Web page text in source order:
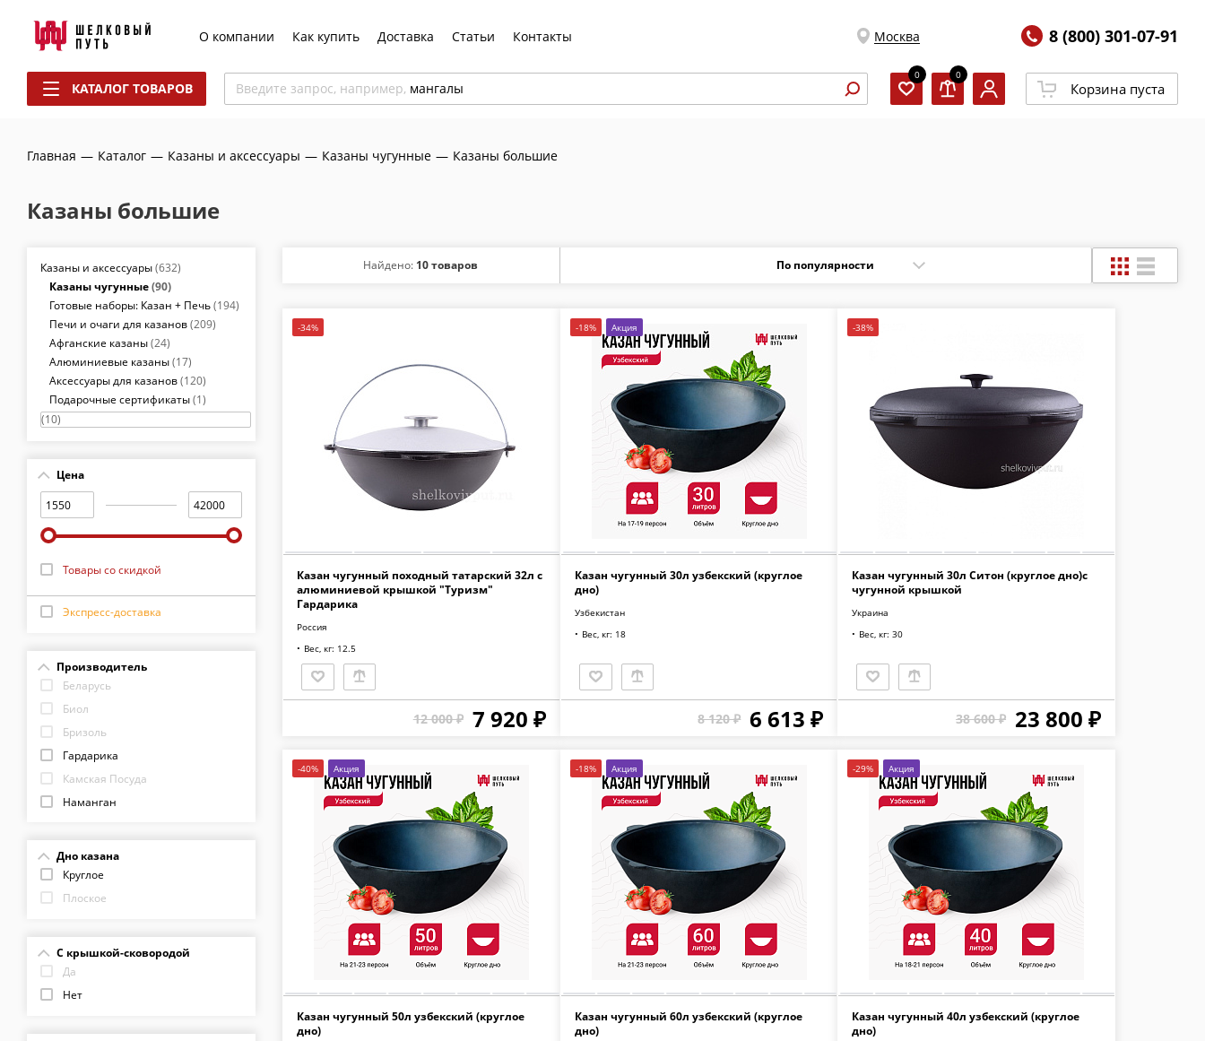
О компании Как купить Доставка Статьи Контакты Москва 8 (800) 301-07-91
КАТАЛОГ ТОВАРОВ Введите запрос, например, мангалы
0 0
Корзина пуста
Главная — Каталог — Казаны и аксессуары — Казаны чугунные — Казаны большие
Казаны большие
Казаны и аксессуары(632)
Казаны чугунные(90)
Готовые наборы: Казан + Печь(194)
Печи и очаги для казанов(209)
Афганские казаны(24)
Алюминиевые казаны(17)
Аксессуары для казанов(120)
Подарочные сертификаты(1)
(10)
Цена
Товары со скидкой
Экспресс-доставка
Производитель
Беларусь
Биол
Бризоль
Гардарика
Камская Посуда
Наманган
Дно казана
Круглое
Плоское
С крышкой-сковородой
Да
Нет
Найдено: 10 товаров
-34%
Казан чугунный походный татарский 32л с
алюминиевой крышкой "Туризм"
Гардарика
Россия
Вес, кг: 12.5
12 000 ₽ 7 920 ₽
-18% Акция
Казан чугунный 30л узбекский (круглое
дно)
Узбекистан
Вес, кг: 18
8 120 ₽ 6 613 ₽
-38%
Казан чугунный 30л Ситон (круглое дно)с
чугунной крышкой
Украина
Вес, кг: 30
38 600 ₽ 23 800 ₽
-40% Акция
Казан чугунный 50л узбекский (круглое
дно)
-18% Акция
Казан чугунный 60л узбекский (круглое
дно)
-29% Акция
Казан чугунный 40л узбекский (круглое
дно)